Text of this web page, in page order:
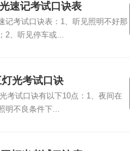
速记考试口诀表
记考试口诀表：1、听见照明不好那
2、听见停车或...
光考试口诀
考试口诀有以下10点：1、夜间在
明不良条件下...